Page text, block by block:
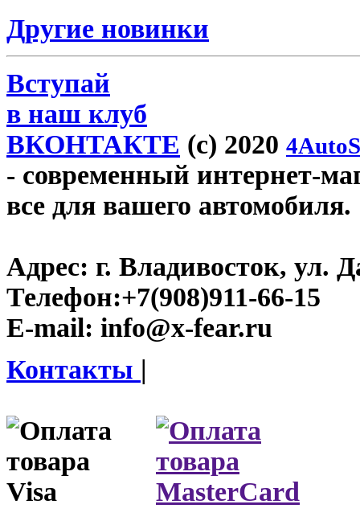
Другие новинки
Вступай
в наш клуб
ВКОНТАКТЕ (c) 2020
- современный интернет-
все для вашего автомобиля.
Адрес: г. Владивосток, ул.
Телефон:+7(908)911-66-15
E-mail: info@x-fear.ru
Контакты |